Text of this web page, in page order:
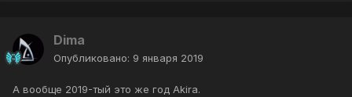
Dima
Опубликовано: 9 января 2019
А вообще 2019-тый это же год Akira.